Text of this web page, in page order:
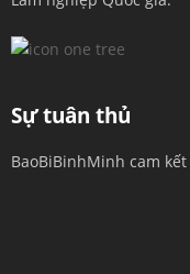
Sự tuân thủ
BaoBiBinhMinh cam